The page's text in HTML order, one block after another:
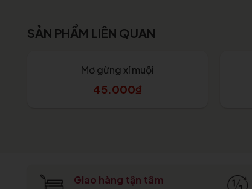
SẢN PHẨM LIÊN QUAN
Mơ gừng xí muội
45.000₫
Giao hàng tận tâm